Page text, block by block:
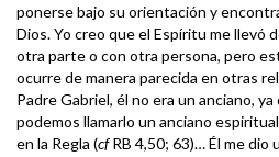
ponerse bajo su orientación y
Dios. Yo creo que el Espíritu me llevó
otra parte o con otra persona, pero
ocurre de manera parecida en otras
Padre Gabriel, él no era un anciano,
podemos llamarlo un anciano
en la Regla (cfRB 4,50; 63)… Él me dio